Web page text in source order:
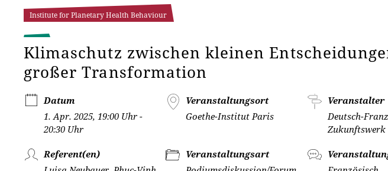
Institute for Planetary Health Behaviour
Klimaschutz zwischen kleinen
großer Transformation
Datum
1. Apr. 2025, 19:00 Uhr -
20:30 Uhr
Veranstaltungsort
Goethe-Institut Paris
Veranstalter
Deutsch-
Zukunftswerk
Referent(en)
Veranstaltungsart